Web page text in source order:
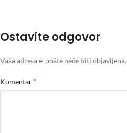
Ostavite odgovor
Vaša adresa e-pošte neće biti objavljena.
Komentar *